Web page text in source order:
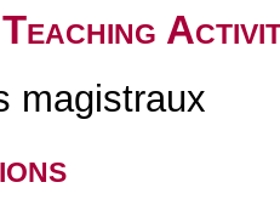
magistraux